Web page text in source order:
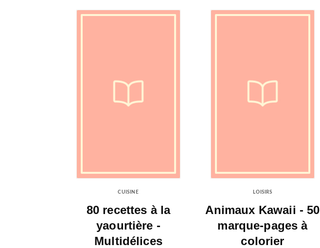
CUISINE
80 recettes à la
yaourtière -
Multidélices
LOISIRS
Animaux Kawaii - 50
marque-pages à
colorier